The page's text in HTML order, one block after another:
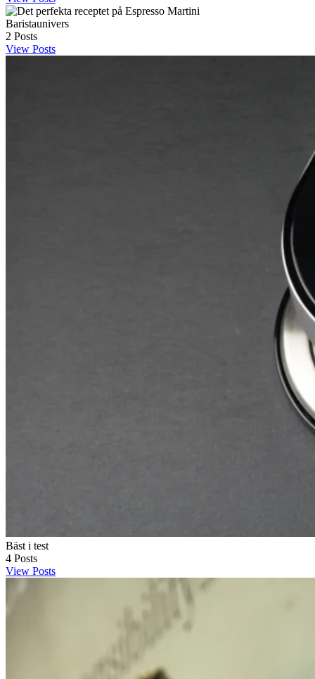
Baristaunivers
2 Posts
View Posts
Bäst i test
4 Posts
View Posts